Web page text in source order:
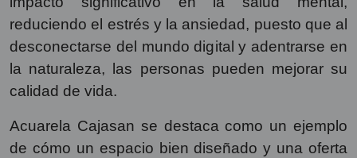
reduciendo el estrés y la ansiedad, puesto que al
desconectarse del mundo digital y adentrarse en
la naturaleza, las personas pueden mejorar su
calidad de vida.
Acuarela Cajasan se destaca como un ejemplo
de cómo un espacio bien diseñado y una oferta